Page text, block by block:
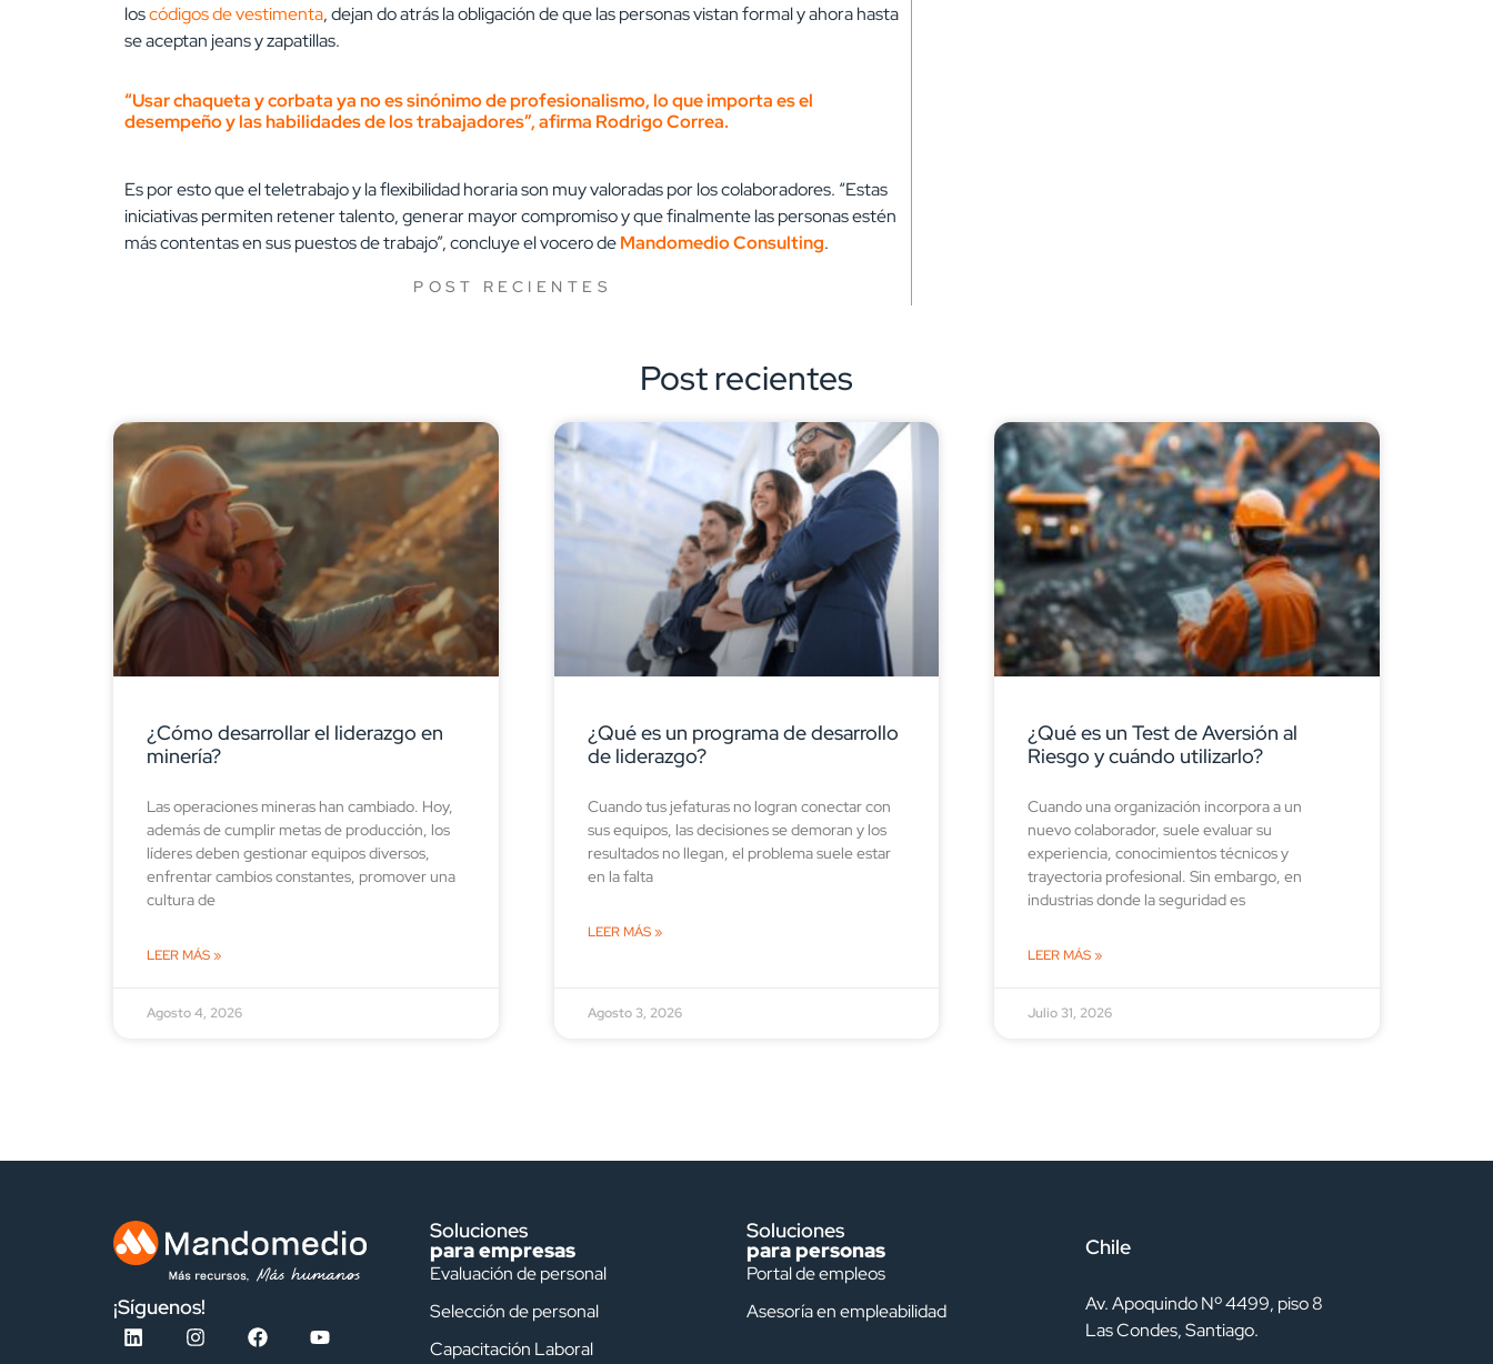
loscódigos de vestimenta, dejan do atrás la obligación de que las personas vistan formal y ahora hasta
se aceptan jeans y zapatillas.
“Usar chaqueta y corbata ya no es sinónimo de profesionalismo, lo que importa es el
desempeño y las habilidades de los trabajadores”, afirma Rodrigo Correa.
Es por esto que el teletrabajo y la flexibilidad horaria son muy valoradas por los colaboradores. “Estas
iniciativas permiten retener talento, generar mayor compromiso y que finalmente las personas estén
más contentas en sus puestos de trabajo”, concluye el vocero deMandomedio Consulting.
POST RECIENTES
Post recientes
¿Cómo desarrollar el liderazgo en
minería?
Las operaciones mineras han cambiado. Hoy,
además de cumplir metas de producción, los
líderes deben gestionar equipos diversos,
enfrentar cambios constantes, promover una
cultura de
LEER MÁS »
Agosto 4, 2026
¿Qué es un programa de desarrollo
de liderazgo?
Cuando tus jefaturas no logran conectar con
sus equipos, las decisiones se demoran y los
resultados no llegan, el problema suele estar
en la falta
LEER MÁS »
Agosto 3, 2026
¿Qué es un Test de Aversión al
Riesgo y cuándo utilizarlo?
Cuando una organización incorpora a un
nuevo colaborador, suele evaluar su
experiencia, conocimientos técnicos y
trayectoria profesional. Sin embargo, en
industrias donde la seguridad es
LEER MÁS »
Julio 31, 2026
¡Síguenos!
Soluciones
para empresas
Evaluación de personal
Selección de personal
Capacitación Laboral
Soluciones
para personas
Portal de empleos
Asesoría en empleabilidad
Chile
Av. Apoquindo Nº 4499, piso 8
Las Condes, Santiago.